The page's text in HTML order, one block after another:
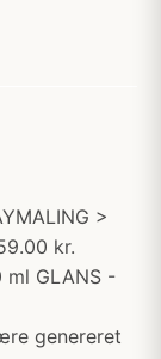
>
kr.
ml GLANS -
genereret